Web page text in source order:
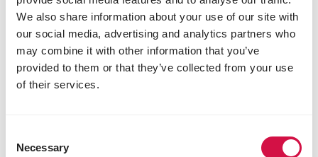
We also share information about your use of our site with
our social media, advertising and analytics partners who
may combine it with other information that you’ve
provided to them or that they’ve collected from your use
of their services.
Selection
Necessary